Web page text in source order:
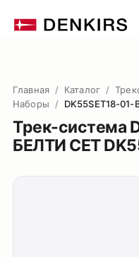
Главная / Каталог /
Наборы
/ DK55SET18-01-
Трек-система
БЕЛТИ СЕТ